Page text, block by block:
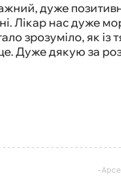
дуже
Лікар нас дуже
зрозуміло, як
Дуже дякую за